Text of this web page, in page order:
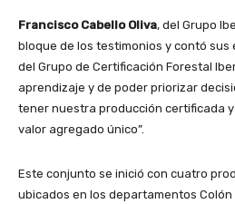
Francisco Cabello Oliva, del Grupo
bloque de los testimonios y contó sus
del Grupo de Certificación Forestal
aprendizaje y de poder priorizar
tener nuestra producción certificada
valor agregado único”.
Este conjunto se inició con cuatro
ubicados en los departamentos